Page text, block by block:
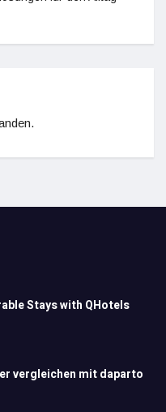
Stays with QHotels
vergleichen mit daparto